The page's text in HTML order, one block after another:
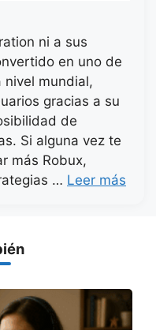
ni a sus
en uno de
nivel mundial,
gracias a su
de
Si alguna vez te
más Robux,
… Leer más